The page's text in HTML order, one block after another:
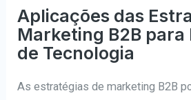
Aplicações das
Marketing B2B para
de Tecnologia
As estratégias de marketing B2B